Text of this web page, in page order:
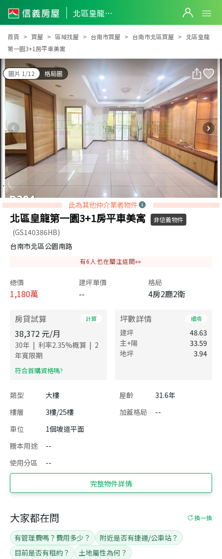
北區皇龍第一園3+1房平車美寓
北區皇龍第一園3+1房平車美寓
首頁 買屋 區域找屋 台南市買屋 台南市北區買屋
北區皇龍
第一園3+1房平車美寓
圖片 1/12 格局圖
此為其他仲介業者物件
北區皇龍第一園3+1房平車美寓 非信義物件
(GS140386HB)
台南市北區公園南路
有6 人也在關注這間👀
總價
1,180萬
建坪單價
--
格局
4房2廳2衛
房貸試算 計算
38,372 元/月
30年 | 利率2.35%概算 | 2
年寬限期
​符合首購資格嗎?
坪數詳情 細項
建坪
48.63
主+陽
33.59
地坪
3.94
類型 大樓 屋齡
31.6年
樓層
3樓/25樓 加蓋格局
--
車位
1個坡道平面
謄本用途
--
使用分區
--
完整物件詳情
大家都在問 換一換
有管理費嗎？費用多少？
附近是否有捷運/公車站？
目前是否有租約？
土地屬性為何？